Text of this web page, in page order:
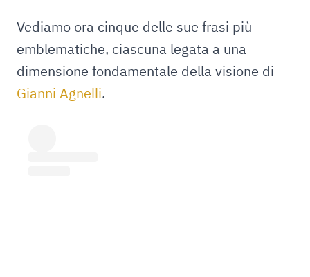
Vediamo ora cinque delle sue frasi più
emblematiche, ciascuna legata a una
dimensione fondamentale della visione di
Gianni Agnelli.